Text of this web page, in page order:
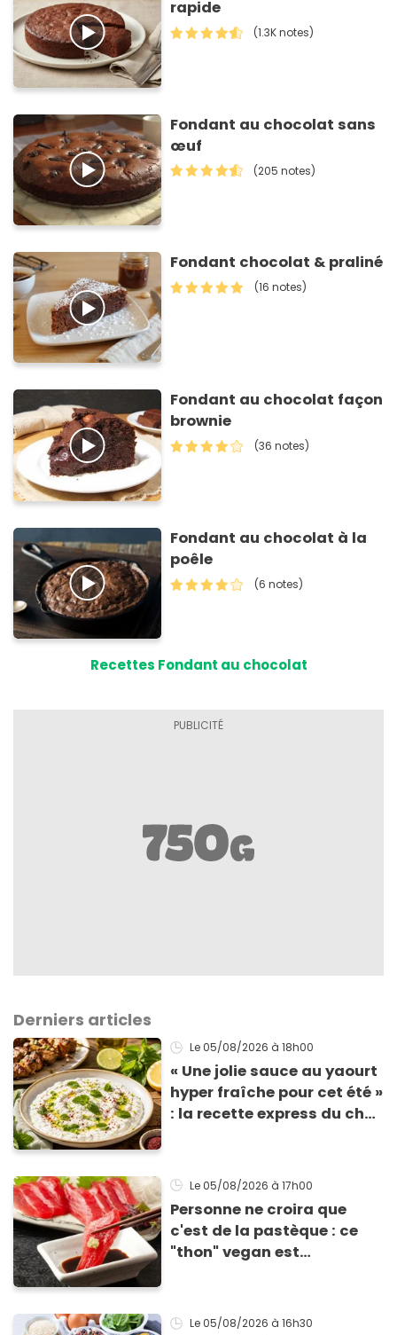
rapide
(1.3K notes)
Fondant au chocolat sans
œuf
(205 notes)
Fondant chocolat & praliné
(16 notes)
Fondant au chocolat façon
brownie
(36 notes)
Fondant au chocolat à la
poêle
(6 notes)
Recettes Fondant au chocolat
Derniers articles
Le 05/08/2026 à 18h00
« Une jolie sauce au yaourt
hyper fraîche pour cet été »
: la recette express du chef
grillades
Le 05/08/2026 à 17h00
Personne ne croira que
c'est de la pastèque : ce
"thon" vegan est
Le 05/08/2026 à 16h30